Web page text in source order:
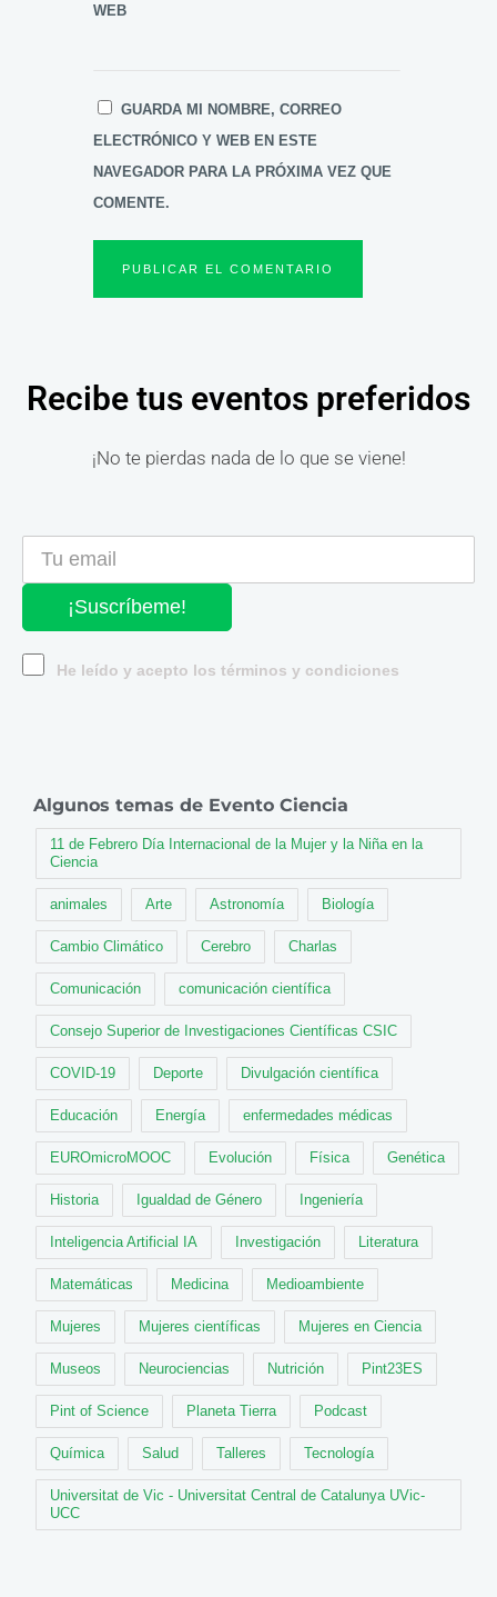
WEB
GUARDA MI NOMBRE, CORREO
ELECTRÓNICO Y WEB EN ESTE
NAVEGADOR PARA LA PRÓXIMA VEZ QUE
COMENTE.
Recibe tus eventos preferidos
¡No te pierdas nada de lo que se viene!
¡Suscríbeme!
He leído y acepto los términos y condiciones
Algunos temas de Evento Ciencia
11 de Febrero Día Internacional de la Mujer y la Niña en la
Ciencia
animales Arte Astronomía Biología
Cambio Climático Cerebro Charlas
Comunicación comunicación científica
Consejo Superior de Investigaciones Científicas CSIC
COVID-19 Deporte Divulgación científica
Educación Energía enfermedades médicas
EUROmicroMOOC Evolución Física Genética
Historia Igualdad de Género Ingeniería
Inteligencia Artificial IA Investigación Literatura
Matemáticas Medicina Medioambiente
Mujeres Mujeres científicas Mujeres en Ciencia
Museos Neurociencias Nutrición Pint23ES
Pint of Science Planeta Tierra Podcast
Química Salud Talleres Tecnología
Universitat de Vic - Universitat Central de Catalunya UVic-
UCC